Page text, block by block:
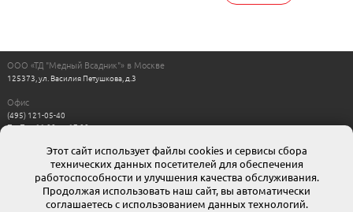
ООО «ТД "Медный Всадник"» в Москве
125373, ул. Василия Петушкова, д.3
Офис
(495) 121-05-40
Пн-Пт с 11:00 до 17:00
Интернет магазин
8-800-511-00-88
г. Москва: moskow@mvsadnik.ru
г. Санкт-Петербург: esales@mvsadnik.ru
Этот сайт использует файлы cookies и сервисы сбора
технических данных посетителей для обеспечения
работоспособности и улучшения качества обслуживания.
Продолжая использовать наш сайт, вы автоматически
соглашаетесь с использованием данных технологий.